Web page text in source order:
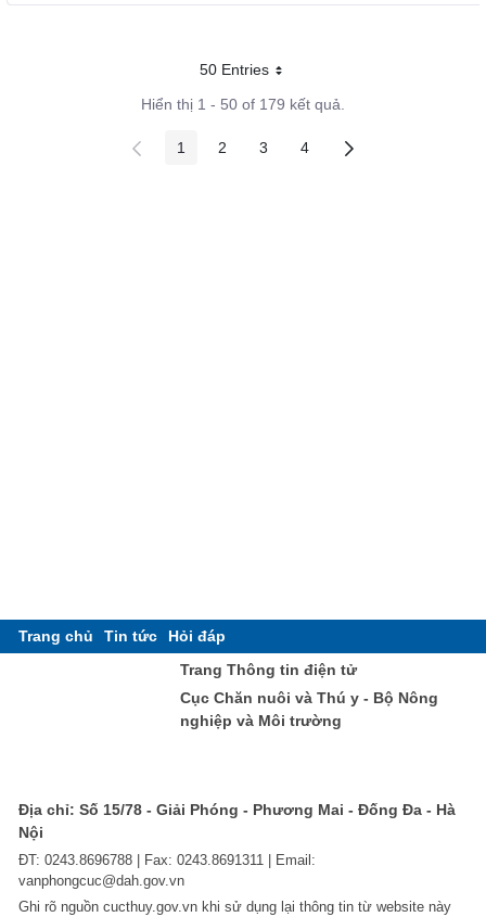
50 EntriesMỗi trang
Hiển thị 1 - 50 of 179 kết quả.
Các trang trên cổng
1 Các trang trên cổng
2 Các trang trên cổng
3 Các trang trên cổng
4
Trang chủ Tin tức
Hỏi đáp
Trang Thông tin điện tử
Cục Chăn nuôi và Thú y - Bộ Nông
nghiệp và Môi trường
Địa chỉ: Số 15/78 - Giải Phóng - Phương Mai - Đống Đa - Hà
Nội
ĐT: 0243.8696788 | Fax: 0243.8691311 | Email:
vanphongcuc@dah.gov.vn
Ghi rõ nguồn cucthuy.gov.vn khi sử dụng lại thông tin từ website này